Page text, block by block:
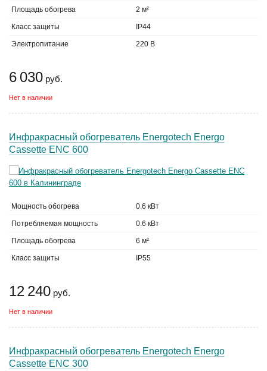
Площадь обогрева 2 м²
Класс защиты IP44
Электропитание 220 В
6 030 руб.
Нет в наличии
Инфракрасный обогреватель Energotech Energo
Cassette ENC 600
Мощность обогрева 0.6 кВт
Потребляемая мощность 0.6 кВт
Площадь обогрева 6 м²
Класс защиты IP55
12 240 руб.
Нет в наличии
Инфракрасный обогреватель Energotech Energo
Cassette ENC 300